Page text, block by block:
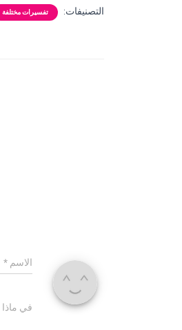
التصنيفات: تفسيرات مختلفة
الاسم *
في